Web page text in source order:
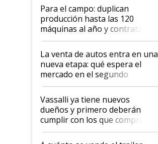
Para el campo: duplican
producción hasta las 120
máquinas al año y contratan
especialistas de la industria
automotriz para lograrlo
La venta de autos entra en una
nueva etapa: qué espera el
mercado en el segundo
semestre
Vassalli ya tiene nuevos
dueños y primero deberán
cumplir con los que compraron
cosechadoras y todavía no las
recibieron: quién está detrás